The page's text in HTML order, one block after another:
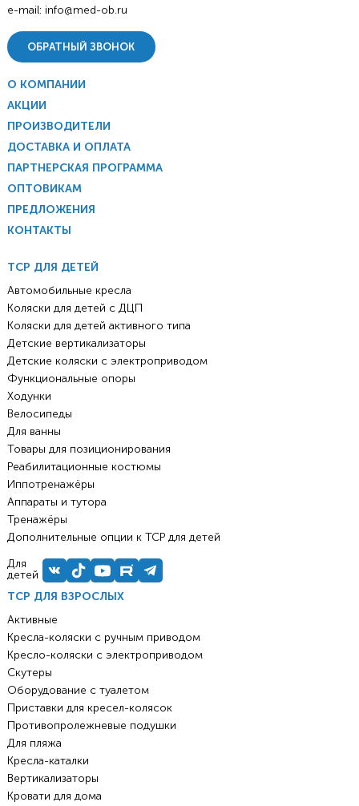
e-mail: info@med-ob.ru
ОБРАТНЫЙ ЗВОНОК
О КОМПАНИИ
АКЦИИ
ПРОИЗВОДИТЕЛИ
ДОСТАВКА И ОПЛАТА
ПАРТНЕРСКАЯ ПРОГРАММА
ОПТОВИКАМ
ПРЕДЛОЖЕНИЯ
КОНТАКТЫ
ТСР ДЛЯ ВЗРОСЛЫХ
Активные
Кресла-коляски с ручным приводом
Кресло-коляски с электроприводом
Скутеры
Оборудование с туалетом
Приставки для кресел-колясок
Противопролежневые подушки
Для пляжа
Кресла-каталки
Вертикализаторы
Кровати для дома
ТСР ДЛЯ ДЕТЕЙ
Автомобильные кресла
Коляски для детей с ДЦП
Коляски для детей активного типа
Детские вертикализаторы
Детские коляски с электроприводом
Функциональные опоры
Ходунки
Велосипеды
Для ванны
Товары для позиционирования
Реабилитационные костюмы
Иппотренажёры
Аппараты и тутора
Тренажёры
Дополнительные опции к ТСР для детей
Для
детей